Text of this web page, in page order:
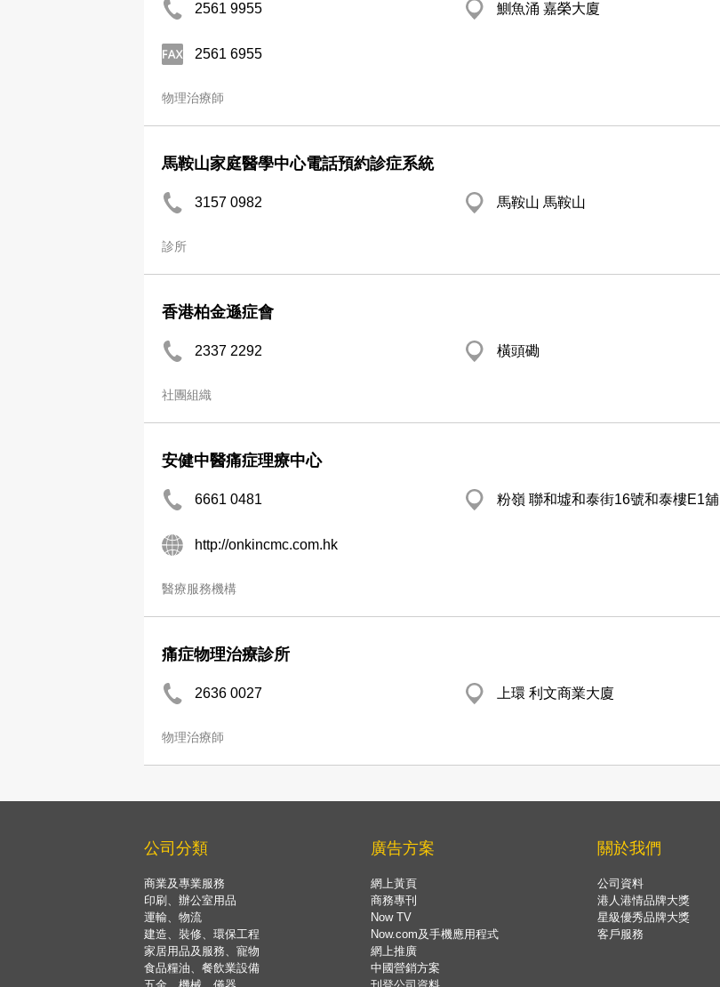
2561 9955 鰂魚涌 嘉榮大廈
2561 6955
物理治療師
馬鞍山家庭醫學中心電話預約診症系統
3157 0982 馬鞍山 馬鞍山
診所
香港柏金遜症會
2337 2292 橫頭磡
社團組織
安健中醫痛症理療中心
6661 0481 粉嶺 聯和墟和泰街16號和泰樓E1舖
http://onkincmc.com.hk
醫療服務機構
痛症物理治療診所
2636 0027 上環 利文商業大廈
物理治療師
公司分類
商業及專業服務
印刷、辦公室用品
運輸、物流
建造、裝修、環保工程
家居用品及服務、寵物
食品糧油、餐飲業設備
廣告方案
網上黃頁
商務專刊
Now TV
Now.com及手機應用程式
網上推廣
中國營銷方案
關於我們
公司資料
港人港情品牌大獎
星級優秀品牌大獎
客戶服務